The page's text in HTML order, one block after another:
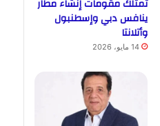
تمتلك مقومات إنشاء مطار
ينافس دبي وإسطنبول
وأتلانتا
14 مايو، 2026